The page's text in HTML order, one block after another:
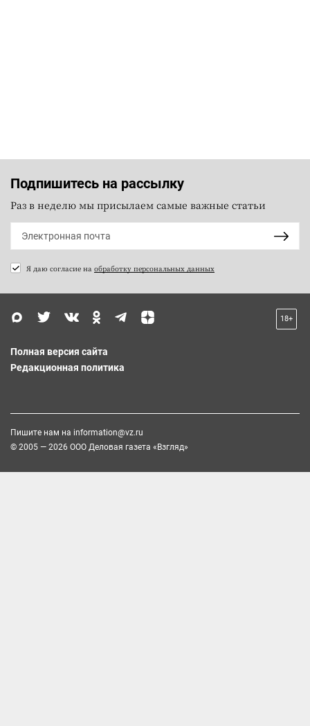
Подпишитесь на рассылку
Раз в неделю мы присылаем самые важные статьи
Я даю согласие на обработку персональных данных
18+
Полная версия сайта
Редакционная политика
Пишите нам на information@vz.ru
© 2005 — 2026 ООО Деловая газета «Взгляд»